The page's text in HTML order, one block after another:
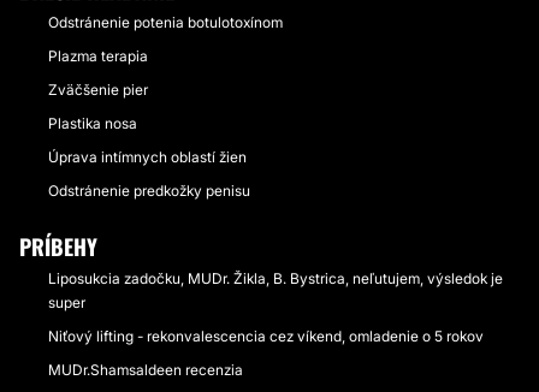
Odstránenie potenia botulotoxínom
Plazma terapia
Zväčšenie pier
Plastika nosa
Úprava intímnych oblastí žien
Odstránenie predkožky penisu
PRÍBEHY
Liposukcia zadočku, MUDr. Žikla, B. Bystrica, neľutujem, výsledok je
super
Niťový lifting - rekonvalescencia cez víkend, omladenie o 5 rokov
MUDr.Shamsaldeen recenzia